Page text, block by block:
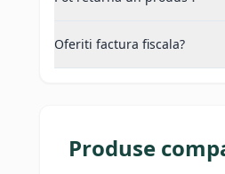
Oferiti factura fiscala?
Produse